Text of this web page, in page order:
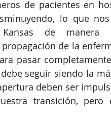
de pacientes en
lo que
de manera
de la
pasar
seguir siendo la
deben ser
transición, pero